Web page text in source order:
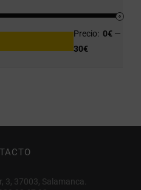
Precio: 0€ —
30€
3, 37003, Salamanca.